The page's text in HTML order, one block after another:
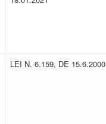
LEI N. 6.159, DE 15.6.2000